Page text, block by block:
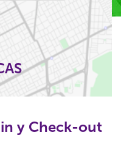
y Check-out